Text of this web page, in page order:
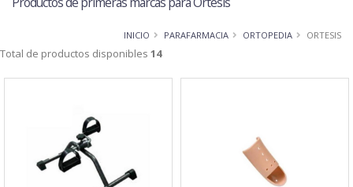
INICIO PARAFARMACIA ORTOPEDIA ORTESIS
Total de productos disponibles 14